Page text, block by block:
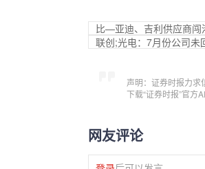
比—亚迪、吉利供应商
联创;光电：7月份公司未
声明：证券时报力求
下载“证券时报”官方
网友评论